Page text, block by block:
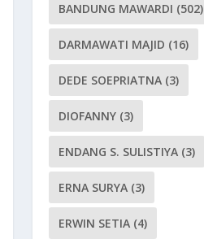
BANDUNG MAWARDI (502)
DARMAWATI MAJID (16)
DEDE SOEPRIATNA (3)
DIOFANNY (3)
ENDANG S. SULISTIYA (3)
ERNA SURYA (3)
ERWIN SETIA (4)